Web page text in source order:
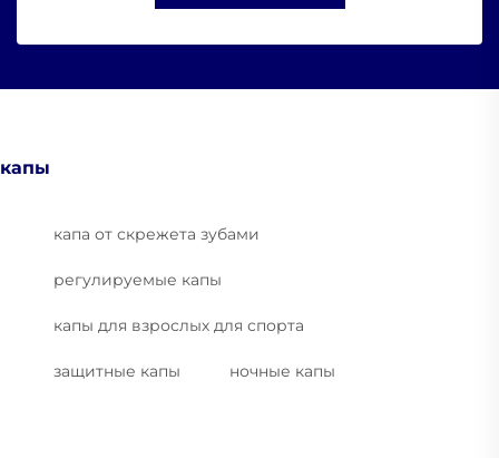
капы
капа от скрежета зубами
регулируемые капы
капы для взрослых для спорта
защитные капы ночные капы